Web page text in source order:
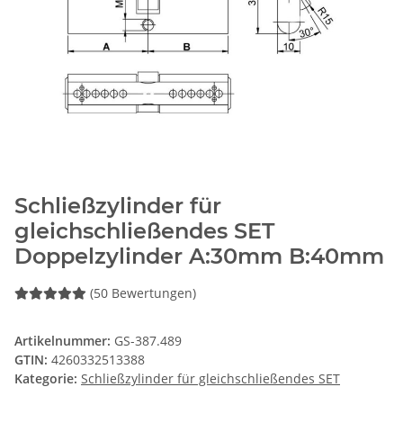
Schließzylinder für
gleichschließendes SET
Doppelzylinder A:30mm B:40mm
(50 Bewertungen)
Artikelnummer: GS-387.489
GTIN: 4260332513388
Kategorie: Schließzylinder für gleichschließendes SET